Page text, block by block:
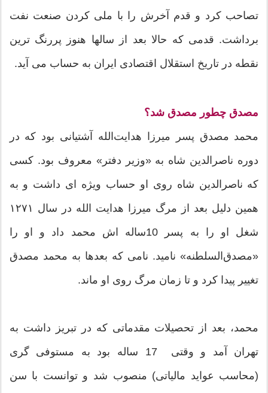
تصاحب کرد و قدم آخرش را با ملی کردن صنعت نفت
برداشت. قدمی که حالا بعد از سالها هنوز پررنگ ترین
نقطه در تاریخ استقلال اقتصادی ایران به حساب می آید.
مصدق چطور مصدق شد؟
محمد مصدق پسر میرزا هدایت‌الله آشتیانی بود که در
دوره ناصرالدین شاه به «وزیر دفتر» معروف بود. کسی
که ناصرالدین شاه روی او حساب ویژه ای داشت و به
همین دلیل بعد از مرگ میرزا هدایت الله در سال ۱۲۷۱
شغل او را به پسر 10ساله اش محمد داد و او را
«مصدق‌السلطنه» نامید. نامی که بعدها به محمد مصدق
تغییر پیدا کرد و تا زمان مرگ روی او ماند.
محمد، بعد از تحصیلات مقدماتی که در تبریز داشت به
تهران آمد و وقتی 17 ساله بود به مستوفی گری
(محاسب عواید مالیاتی) منصوب شد و توانست با سن